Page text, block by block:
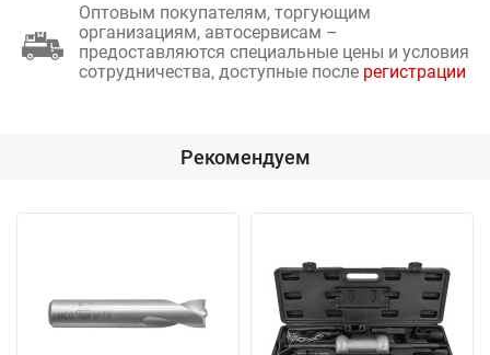
Оптовым покупателям, торгующим
организациям, автосервисам –
предоставляются специальные цены и условия
сотрудничества, доступные после регистрации
Рекомендуем